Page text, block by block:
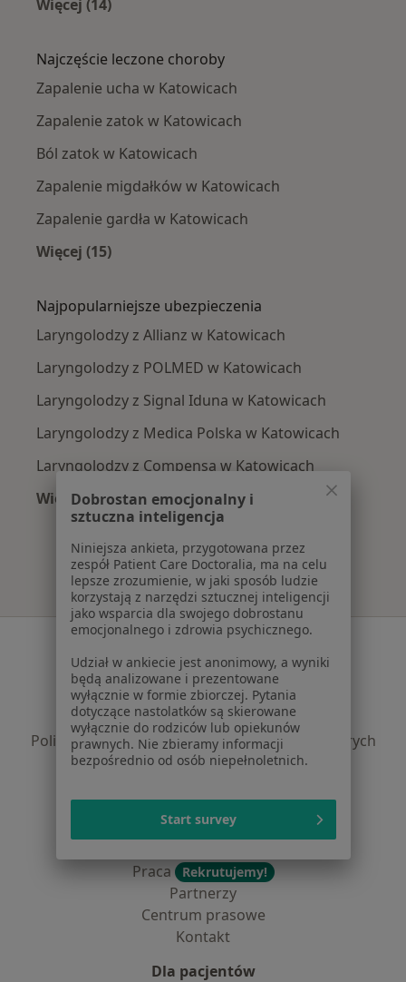
Więcej (14)
Najczęście leczone choroby
Zapalenie ucha w Katowicach
Zapalenie zatok w Katowicach
Ból zatok w Katowicach
Zapalenie migdałków w Katowicach
Zapalenie gardła w Katowicach
Więcej (15)
Najpopularniejsze ubezpieczenia
Laryngolodzy z Allianz w Katowicach
Laryngolodzy z POLMED w Katowicach
Laryngolodzy z Signal Iduna w Katowicach
Laryngolodzy z Medica Polska w Katowicach
Laryngolodzy z Compensa w Katowicach
Więcej (11)
Więcej w kategorii: Najpopularniejsze
Serwis
Regulamin
Polityka prywatności pacjentów
Polityka prywatności profesjonalistów
Polityka prywatności dla profesjonalistów, których
dane pozyskaliśmy samodzielnie
Jak działają wyniki wyszukiwania
Dostępność
Praca
Rekrutujemy!
Partnerzy
Centrum prasowe
Kontakt
Dla pacjentów
Dobrostan emocjonalny i
sztuczna inteligencja
Niniejsza ankieta, przygotowana przez
zespół Patient Care Doctoralia, ma na celu
lepsze zrozumienie, w jaki sposób ludzie
korzystają z narzędzi sztucznej inteligencji
jako wsparcia dla swojego dobrostanu
emocjonalnego i zdrowia psychicznego.
Udział w ankiecie jest anonimowy, a wyniki
będą analizowane i prezentowane
wyłącznie w formie zbiorczej. Pytania
dotyczące nastolatków są skierowane
wyłącznie do rodziców lub opiekunów
prawnych. Nie zbieramy informacji
bezpośrednio od osób niepełnoletnich.
Start survey